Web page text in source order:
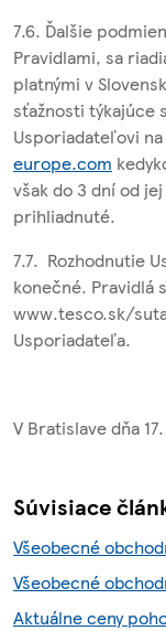
7.6. Ďalšie
Pravidlami, sa
platnými v
sťažnosti týkajúce
Usporiadateľovi
europe.com
však do 3 dní od
prihliadnuté.
7.7. Rozhodnutie
konečné. Pravidlá
www.tesco.sk/
Usporiadateľa.
V Bratislave dňa
Súvisiace
Všeobecné
Aktuálne ceny